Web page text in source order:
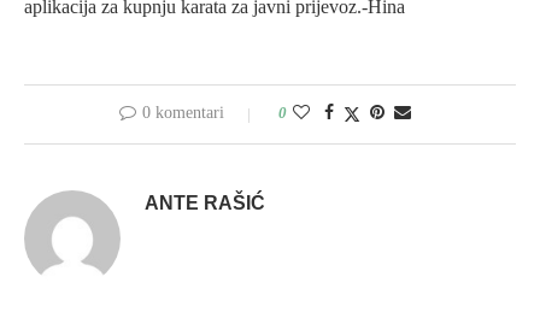
aplikacija za kupnju karata za javni prijevoz.-Hina
0 komentari 0
ANTE RAŠIĆ